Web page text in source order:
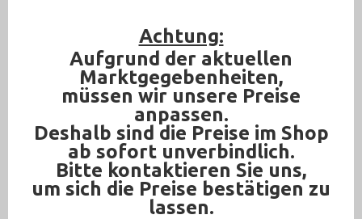
Werkstattausrüstung (924)
Werkzeug (679)
Achtung:
Aufgrund der aktuellen
Marktgegebenheiten,
müssen wir unsere Preise
anpassen.
Deshalb sind die Preise im Shop
ab sofort unverbindlich.
Bitte kontaktieren Sie uns,
um sich die Preise bestätigen zu
lassen.